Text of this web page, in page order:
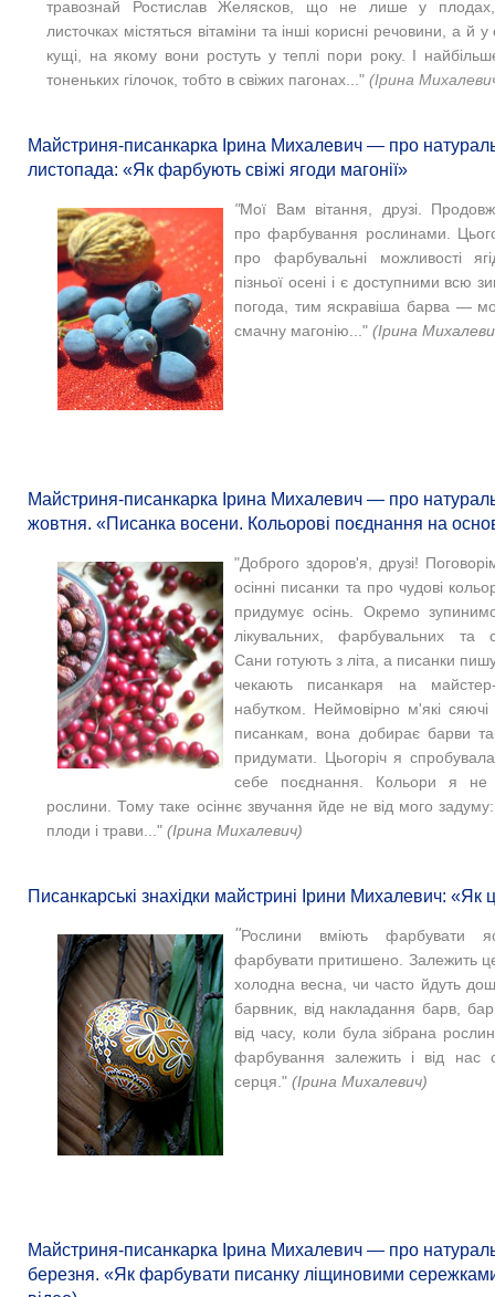
травознай Ростислав Желясков, що не лише у плодах,
листочках містяться вітаміни та інші корисні речовини, а й
кущі, на якому вони ростуть у теплі пори року. І
тоненьких гілочок, тобто в свіжих пагонах..." (Ірина
Майстриня-писанкарка Ірина Михалевич — про
листопада: «Як фарбують свіжі ягоди магонії»
"Мої Вам вітання, друзі.
про фарбування рослинами.
про фарбувальні можливості
пізньої осені і є доступними всю
погода, тим яскравіша барва —
смачну магонію..." (Ірина
Майстриня-писанкарка Ірина Михалевич — про
жовтня. «Писанка восени. Кольорові поєднання на
"Доброго здоров'я, друзі!
осінні писанки та про чудові
придумує осінь. Окремо
лікувальних, фарбувальних та
Сани готують з літа, а писанки
чекають писанкаря на
набутком. Неймовірно м'які
писанкам, вона добирає барви
придумати. Цьогоріч я
себе поєднання. Кольори я не
рослини. Тому таке осіннє звучання йде не від мого задуму:
плоди і трави..." (Ірина Михалевич)
Писанкарські знахідки майстрині Ірини Михалевич: «Як
"Рослини вміють фарбувати
фарбувати притишено. Залежить
холодна весна, чи часто йдуть
барвник, від накладання барв,
від часу, коли була зібрана
фарбування залежить і від нас
серця." (Ірина Михалевич)
Майстриня-писанкарка Ірина Михалевич — про
березня. «Як фарбувати писанку ліщиновими